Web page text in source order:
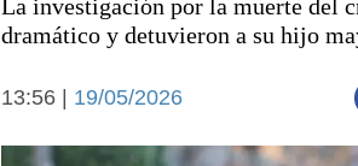
Deportes
La investigación por la muerte del
dramático y detuvieron a su hijo
13:56 | 19/05/2026